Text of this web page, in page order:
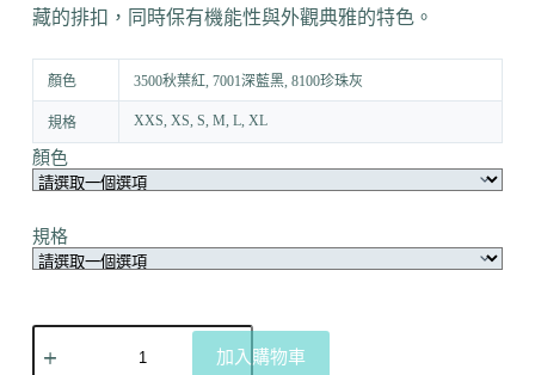
藏的排扣，同時保有機能性與外觀典雅的特色。
顏色 3500秋葉紅, 7001深藍黑, 8100珍珠灰
規格 XXS, XS, S, M, L, XL
顏色
規格
加入購物車